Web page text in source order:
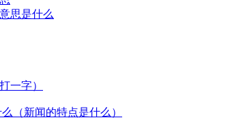
思是什么
一字）
（新闻的特点是什么）